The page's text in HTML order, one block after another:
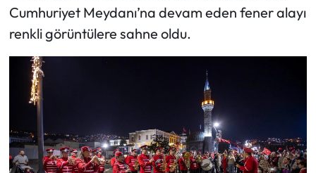
Cumhuriyet Meydanı’na devam eden fener alayı
renkli görüntülere sahne oldu.